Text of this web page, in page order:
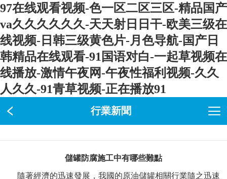
97在线观看视频-色一区二区三区-精品国产
va久久久久久久-天天射日日干-欧美三级在
线视频-日韩三级黄色片-月色导航-国产日
韩精品在线观看-91国语对白-一起草视频在
线播放-激情午夜网-午夜性福利视频-久久
人久久-91青草视频-正在播放91
行業新聞
儲罐防腐施工中有哪些難點
隨著經濟的迅速發展，我國的原油儲罐相關行業隨之迅速